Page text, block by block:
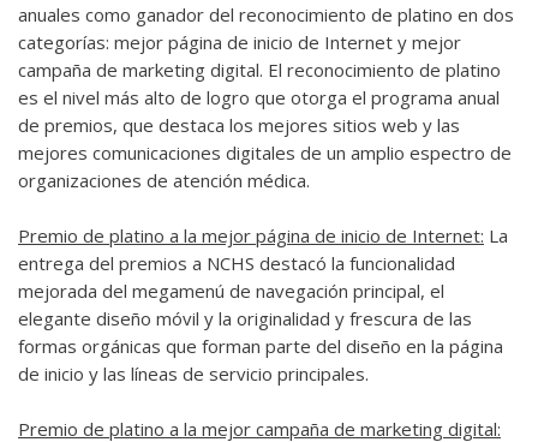
anuales como ganador del reconocimiento de platino en dos
categorías: mejor página de inicio de Internet y mejor
campaña de marketing digital. El reconocimiento de platino
es el nivel más alto de logro que otorga el programa anual
de premios, que destaca los mejores sitios web y las
mejores comunicaciones digitales de un amplio espectro de
organizaciones de atención médica.
Premio de platino a la mejor página de inicio de Internet: La
entrega del premios a NCHS destacó la funcionalidad
mejorada del megamenú de navegación principal, el
elegante diseño móvil y la originalidad y frescura de las
formas orgánicas que forman parte del diseño en la página
de inicio y las líneas de servicio principales.
Premio de platino a la mejor campaña de marketing digital: